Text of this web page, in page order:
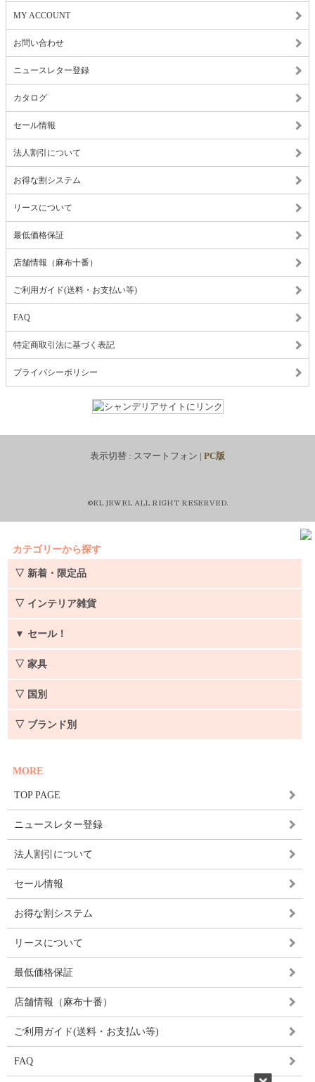
MY ACCOUNT
お問い合わせ
ニュースレター登録
カタログ
セール情報
法人割引について
お得な割システム
リースについて
最低価格保証
店舗情報（麻布十番）
ご利用ガイド(送料・お支払い等)
FAQ
特定商取引法に基づく表記
プライバシーポリシー
表示切替 : スマートフォン | PC版
©EL JEWEL ALL RIGHT RESERVED.
カテゴリーから探す
▽ 新着・限定品
▽ インテリア雑貨
▼ セール！
▽ 家具
▽ 国別
▽ ブランド別
MORE
TOP PAGE
ニュースレター登録
法人割引について
セール情報
お得な割システム
リースについて
最低価格保証
店舗情報（麻布十番）
ご利用ガイド(送料・お支払い等)
FAQ